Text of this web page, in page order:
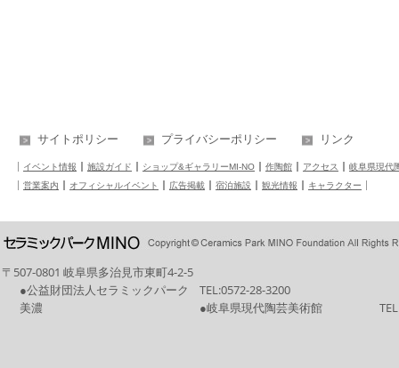
サイトポリシー プライバシーポリシー リンク
イベント情報 施設ガイド ショップ&ギャラリーMI-NO 作陶館 アクセス
岐阜県現代
営業案内
オフィシャルイベント 広告掲載 宿泊施設 観光情報 キャラクター
〒507-0801 岐阜県多治見市東町4-2-5
●公益財団法人セラミックパーク
美濃
TEL:0572-28-3200
●岐阜県現代陶芸美術館